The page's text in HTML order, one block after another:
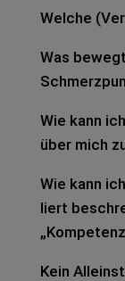
Wel­che
Was
Wie kann
über mich
Wie kann
liert
Kein